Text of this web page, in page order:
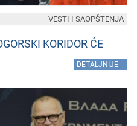
KORIDOR ĆE
DETALJNIJE
VESTI I SAOPŠTENJA